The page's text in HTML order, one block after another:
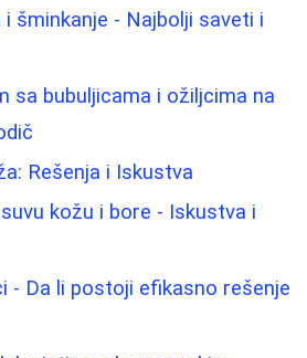
šminkanje - Najbolji saveti i
sa bubuljicama i ožiljcima na
Rešenja i Iskustva
kožu i bore - Iskustva i
- Da li postoji efikasno rešenje